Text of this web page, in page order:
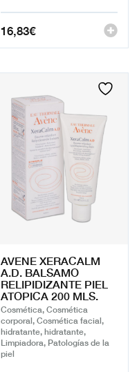
16,83€
AVENE XERACALM
A.D. BALSAMO
RELIPIDIZANTE PIEL
ATOPICA 200 MLS.
Cosmética, Cosmética
corporal, Cosmética facial,
hidratante, hidratante,
Limpiadora, Patologías de la
piel